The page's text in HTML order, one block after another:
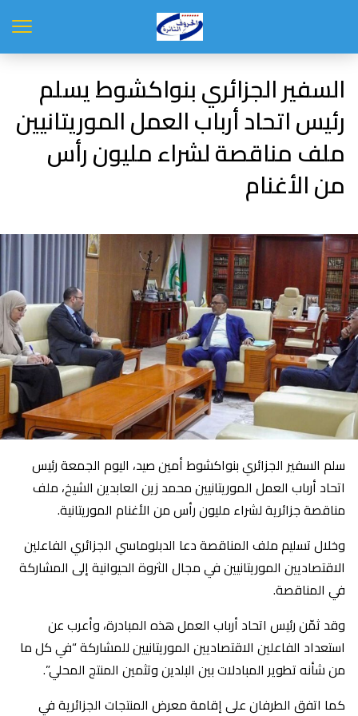
السفير الجزائري بنواكشوط يسلم
رئيس اتحاد أرباب العمل الموريتانيين
ملف مناقصة لشراء مليون رأس
من الأغنام
سلم السفير الجزائري بنواكشوط أمين صيد، اليوم الجمعة رئيس
اتحاد أرباب العمل الموريتانيين محمد زين العابدين الشيخ، ملف
مناقصة جزائرية لشراء مليون رأس من الأغنام الموريتانية.
وخلال تسليم ملف المناقصة دعا الدبلوماسي الجزائري الفاعلين
الاقتصاديين الموريتانيين في مجال الثروة الحيوانية إلى المشاركة
في المناقصة.
وقد ثمّن رئيس اتحاد أرباب العمل هذه المبادرة، وأعرب عن
استعداد الفاعلين الاقتصاديين الموريتانيين للمشاركة “في كل ما
من شأنه تطوير المبادلات بين البلدين وتثمين المنتج المحلي”.
كما اتفق الطرفان على إقامة معرض المنتجات الجزائرية في